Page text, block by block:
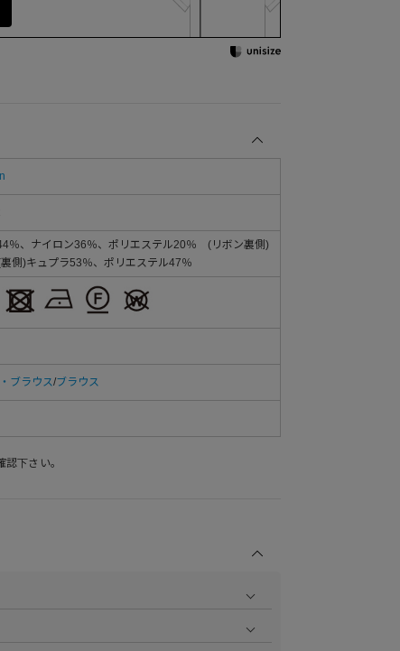
％、ナイロン36％、ポリエステル20％ (リボン裏側)
側)キュプラ53％、ポリエステル47％
ブラウス/ブラウス
認下さい。